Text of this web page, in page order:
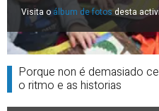
Visita oálbum de fotosdesta
Porque non é demasiado
o ritmo e as historias